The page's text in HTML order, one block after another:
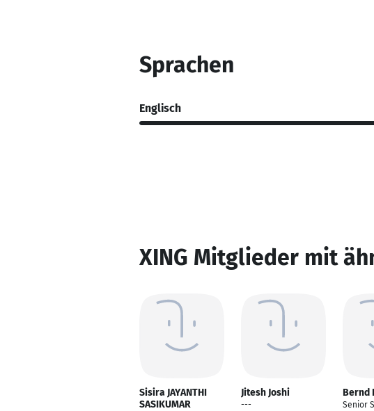
Sprachen
Englisch
XING Mitglieder mit
Sisira JAYANTHI
SASIKUMAR
Jitesh Joshi
---
Bernd
Senior